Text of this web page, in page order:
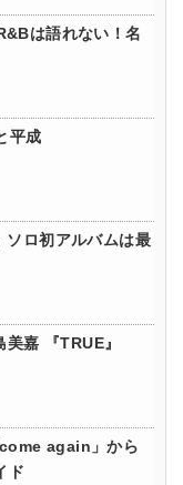
は語れない！名
平成
ロ初アルバムは最
美嘉 『TRUE』
again」から
ド